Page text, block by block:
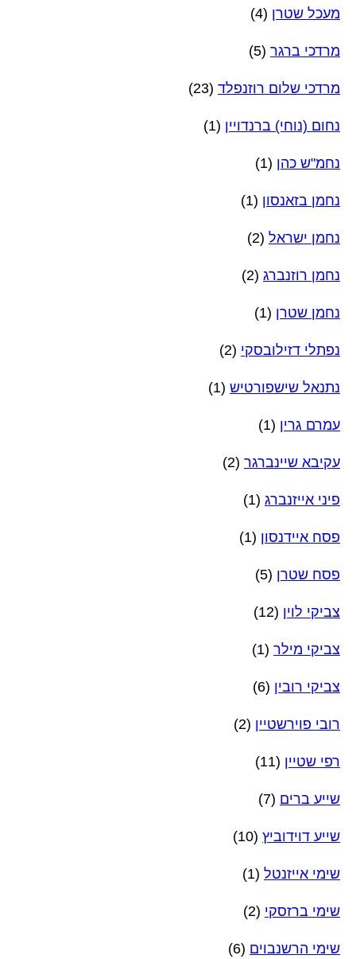
מעכל שטרן (4)
מרדכי ברגר (5)
מרדכי שלום רוזנפלד (23)
נחום (נוחי) ברנדויין (1)
נחמ"ש כהן (1)
נחמן בזאנסון (1)
נחמן ישראל (2)
נחמן רוזנברג (2)
נחמן שטרן (1)
נפתלי דזילובסקי (2)
נתנאל שישפורטיש (1)
עמרם גרין (1)
עקיבא שיינברגר (2)
פיני אייזנברג (1)
פסח איידנסון (1)
פסח שטרן (5)
צביקי לוין (12)
צביקי מילר (1)
צביקי רובין (6)
רובי פוירשטיין (2)
רפי שטיין (11)
שייע ברים (7)
שייע דוידוביץ (10)
שימי אייזנטל (1)
שימי ברזסקי (2)
שימי הרשנבוים (6)